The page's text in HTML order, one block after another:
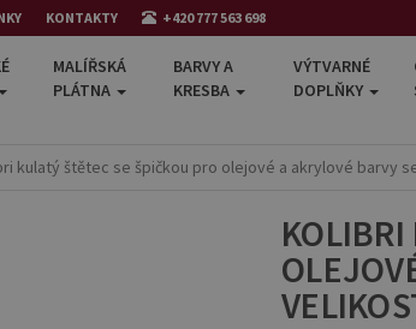
KONTAKTY +420 777 563 698
MALÍŘSKÁ
PLÁTNA
BARVY A
KRESBA
VÝTVARNÉ
DOPLŇKY
kulatý štětec se špičkou pro olejové a akrylové barvy
KOLIBRI